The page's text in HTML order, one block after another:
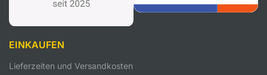
EINKAUFEN
Lieferzeiten und Versandkosten